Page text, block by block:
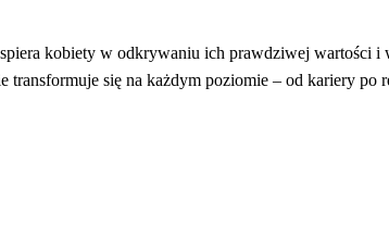
kobiety w odkrywaniu ich prawdziwej wartości
transformuje się na każdym poziomie – od kariery po